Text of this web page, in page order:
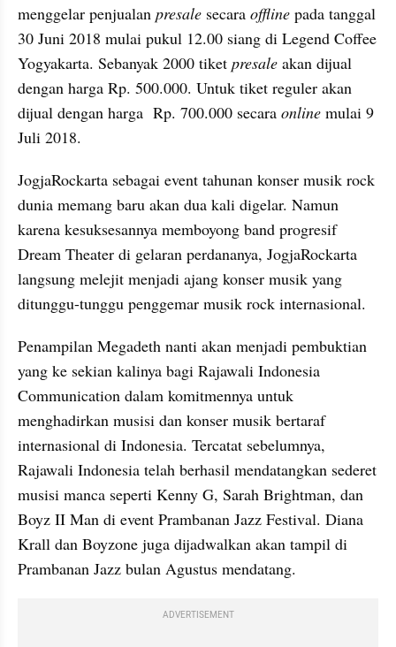
menggelar penjualan presale secara offline pada tanggal
30 Juni 2018 mulai pukul 12.00 siang di Legend Coffee
Yogyakarta. Sebanyak 2000 tiket presale akan dijual
dengan harga Rp. 500.000. Untuk tiket reguler akan
dijual dengan harga  Rp. 700.000 secara online mulai 9
Juli 2018.
JogjaRockarta sebagai event tahunan konser musik rock
dunia memang baru akan dua kali digelar. Namun
karena kesuksesannya memboyong band progresif
Dream Theater di gelaran perdananya, JogjaRockarta
langsung melejit menjadi ajang konser musik yang
ditunggu-tunggu penggemar musik rock internasional.
Penampilan Megadeth nanti akan menjadi pembuktian
yang ke sekian kalinya bagi Rajawali Indonesia
Communication dalam komitmennya untuk
menghadirkan musisi dan konser musik bertaraf
internasional di Indonesia. Tercatat sebelumnya,
Rajawali Indonesia telah berhasil mendatangkan sederet
musisi manca seperti Kenny G, Sarah Brightman, dan
Boyz II Man di event Prambanan Jazz Festival. Diana
Krall dan Boyzone juga dijadwalkan akan tampil di
Prambanan Jazz bulan Agustus mendatang.
ADVERTISEMENT